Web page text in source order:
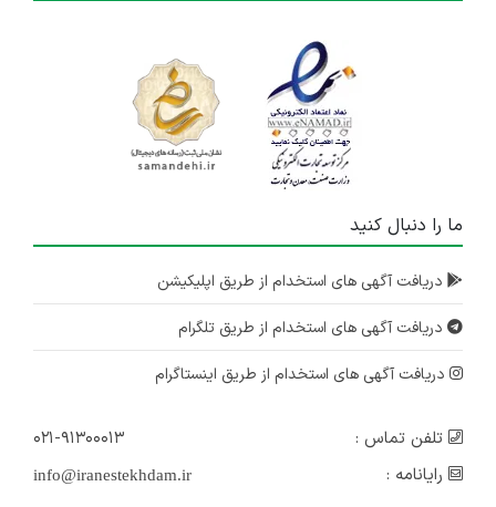
ما را دنبال کنید
دریافت آگهی های استخدام از طریق اپلیکیشن
دریافت آگهی های استخدام از طریق تلگرام
دریافت آگهی های استخدام از طریق اینستاگرام
تلفن تماس :
۰۲۱-۹۱۳۰۰۰۱۳
رایانامه :
info@iranestekhdam.ir